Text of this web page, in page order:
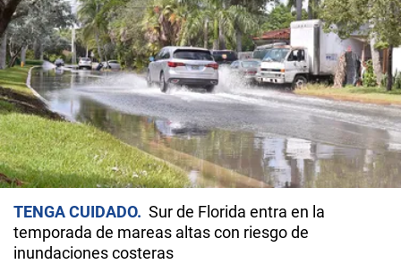
TENGA CUIDADO
Sur de Florida entra en la
temporada de mareas altas con riesgo de
inundaciones costeras